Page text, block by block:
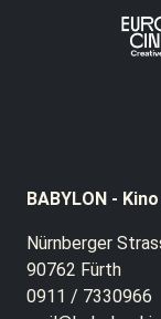
BABYLON -
Nürnberger
90762 Fürth
0911 / 7330966